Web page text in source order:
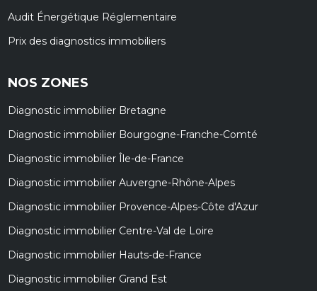
Audit Énergétique Réglementaire
Prix des diagnostics immobiliers
NOS ZONES
Diagnostic immobilier Bretagne
Diagnostic immobilier Bourgogne-Franche-Comté
Diagnostic immobilier Île-de-France
Diagnostic immobilier Auvergne-Rhône-Alpes
Diagnostic immobilier Provence-Alpes-Côte d'Azur
Diagnostic immobilier Centre-Val de Loire
Diagnostic immobilier Hauts-de-France
Diagnostic immobilier Grand Est